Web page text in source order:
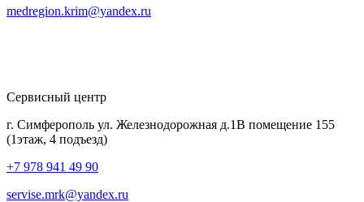
medregion.krim@yandex.ru
Сервисный центр
г. Симферополь ул. Железнодорожная д.1В помещение 155
(1этаж, 4 подъезд)
+7 978 941 49 90
servise.mrk@yandex.ru